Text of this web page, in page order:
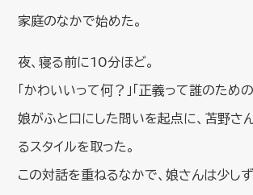
家庭のなかで始めた。
夜、寝る前に10分ほど。
「かわいいって何？」「正義って誰のため
娘がふと口にした問いを起点に、苫野さ
るスタイルを取った。
この対話を重ねるなかで、娘さんは少し